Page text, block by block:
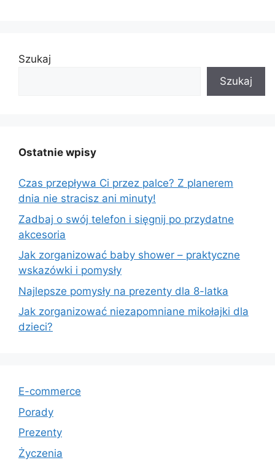
Szukaj
Szukaj
Ostatnie wpisy
Czas przepływa Ci przez palce? Z planerem
dnia nie stracisz ani minuty!
Zadbaj o swój telefon i sięgnij po przydatne
akcesoria
Jak zorganizować baby shower – praktyczne
wskazówki i pomysły
Najlepsze pomysły na prezenty dla 8-latka
Jak zorganizować niezapomniane mikołajki dla
dzieci?
E-commerce
Porady
Prezenty
Życzenia